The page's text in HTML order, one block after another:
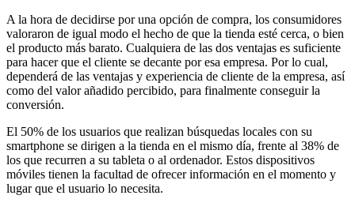
A la hora de decidirse por una opción de compra, los consumidores
valoraron de igual modo el hecho de que la tienda esté cerca, o bien
el producto más barato. Cualquiera de las dos ventajas es suficiente
para hacer que el cliente se decante por esa empresa. Por lo cual,
dependerá de las ventajas y experiencia de cliente de la empresa, así
como del valor añadido percibido, para finalmente conseguir la
conversión.
El 50% de los usuarios que realizan búsquedas locales con su
smartphone se dirigen a la tienda en el mismo día, frente al 38% de
los que recurren a su tableta o al ordenador. Estos dispositivos
móviles tienen la facultad de ofrecer información en el momento y
lugar que el usuario lo necesita.